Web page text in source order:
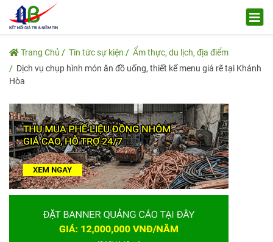
Trang Chủ Tin tức sự kiện
Ẩm thực, du lịch, địa điểm
Dịch vụ chụp hình món ăn đồ uống, thiết kế menu giá rẽ tại Khánh
Hòa